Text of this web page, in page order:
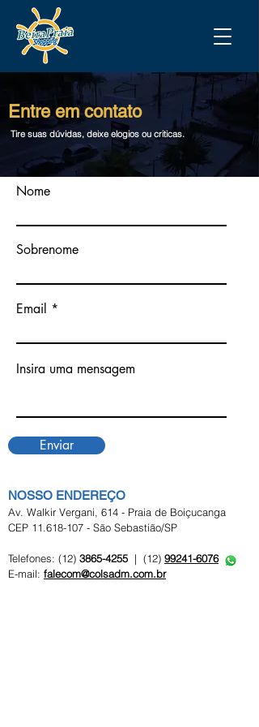
Entre em contato
Tire suas dúvidas, deixe elogios ou criticas.
Nome
Sobrenome
Email
Insira uma mensagem
Enviar
NOSSO ENDEREÇO
Av. Walkir Vergani, 614 - Praia de Boiçucanga
CEP 11.618-107 - São Sebastião/SP
Telefones: (12) 3865-4255 | (12) 99241-6076
E-mail: falecom@colsadm.com.br